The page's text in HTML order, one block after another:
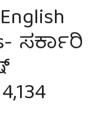
ಸರ್ಕಾರಿ